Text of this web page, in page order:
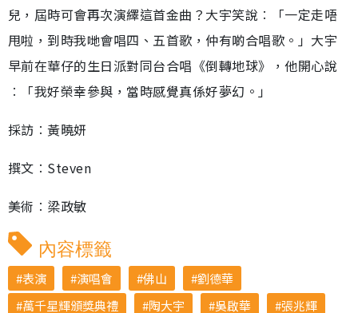
兒，屆時可會再次演繹這首金曲？大宇笑說︰「一定走唔
甩啦，到時我哋會唱四、五首歌，仲有啲合唱歌。」大宇
早前在華仔的生日派對同台合唱《倒轉地球》，他開心說
︰「我好榮幸參與，當時感覺真係好夢幻。」
採訪︰黃曉妍
撰文︰Steven
美術︰梁政敏
內容標籤
表演 演唱會 佛山
劉德華
萬千星輝頒獎典禮
陶大宇 吳啟華
張兆輝